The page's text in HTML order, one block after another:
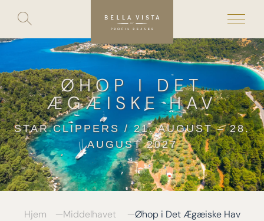
Skip
content
Toggle
search
ØHOP I DET
ÆGÆISKE HAV
STAR CLIPPERS / 21. AUGUST – 28.
AUGUST 2027
Hjem Middelhavet Øhop i Det Ægæiske Hav